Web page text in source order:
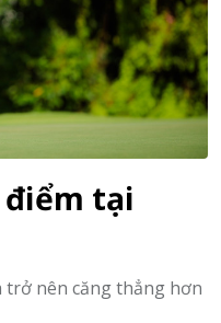
điểm tại
trở nên căng thẳng hơn